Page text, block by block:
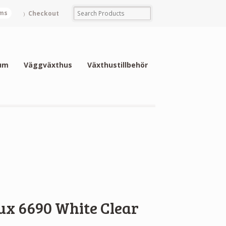
Checkout
Väggväxthus Växthustillbehör
6690 White Clear